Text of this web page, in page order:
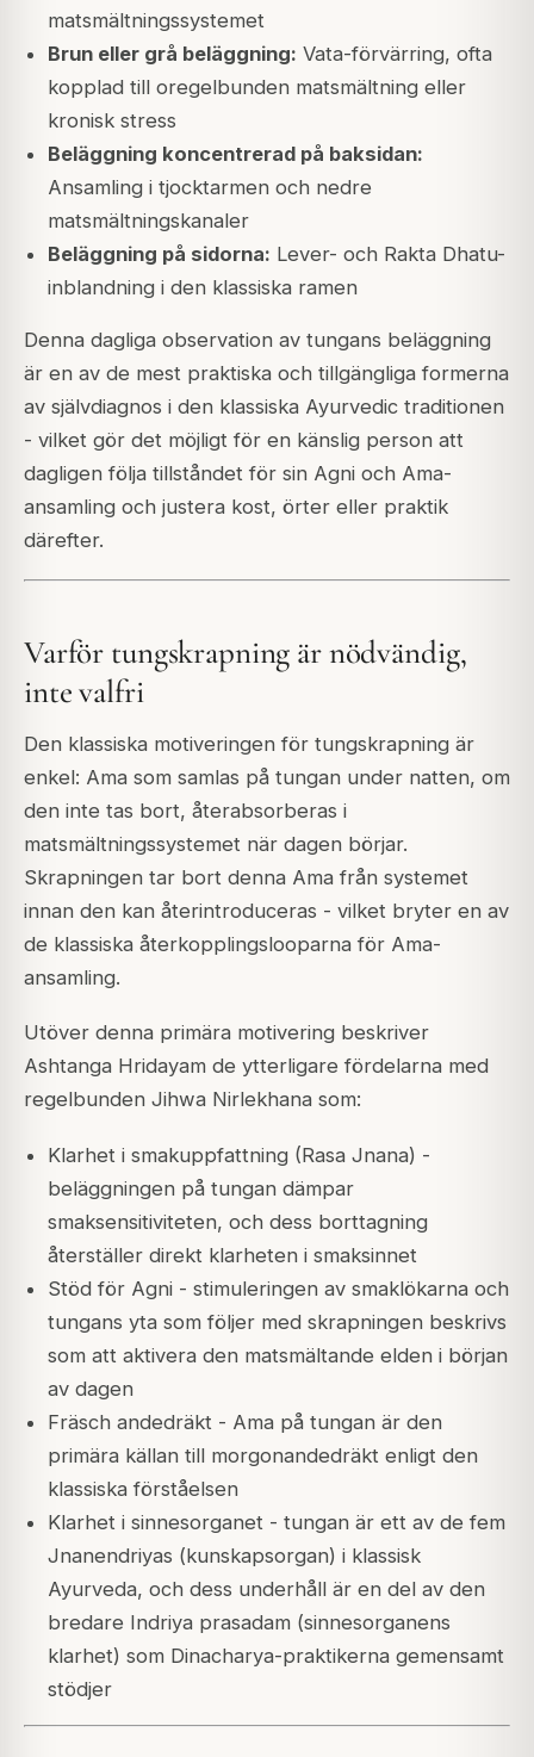
matsmältningssystemet
Brun eller grå beläggning: Vata-förvärring, ofta
kopplad till oregelbunden matsmältning eller
kronisk stress
Beläggning koncentrerad på baksidan:
Ansamling i tjocktarmen och nedre
matsmältningskanaler
Beläggning på sidorna: Lever- och Rakta Dhatu-
inblandning i den klassiska ramen
Denna dagliga observation av tungans beläggning
är en av de mest praktiska och tillgängliga formerna
av självdiagnos i den klassiska Ayurvedic traditionen
- vilket gör det möjligt för en känslig person att
dagligen följa tillståndet för sin Agni och Ama-
ansamling och justera kost, örter eller praktik
därefter.
Varför tungskrapning är nödvändig,
inte valfri
Den klassiska motiveringen för tungskrapning är
enkel: Ama som samlas på tungan under natten, om
den inte tas bort, återabsorberas i
matsmältningssystemet när dagen börjar.
Skrapningen tar bort denna Ama från systemet
innan den kan återintroduceras - vilket bryter en av
de klassiska återkopplingslooparna för Ama-
ansamling.
Utöver denna primära motivering beskriver
Ashtanga Hridayam de ytterligare fördelarna med
regelbunden Jihwa Nirlekhana som:
Klarhet i smakuppfattning (Rasa Jnana) -
beläggningen på tungan dämpar
smaksensitiviteten, och dess borttagning
återställer direkt klarheten i smaksinnet
Stöd för Agni - stimuleringen av smaklökarna och
tungans yta som följer med skrapningen beskrivs
som att aktivera den matsmältande elden i början
av dagen
Fräsch andedräkt - Ama på tungan är den
primära källan till morgonandedräkt enligt den
klassiska förståelsen
Klarhet i sinnesorganet - tungan är ett av de fem
Jnanendriyas (kunskapsorgan) i klassisk
Ayurveda, och dess underhåll är en del av den
bredare Indriya prasadam (sinnesorganens
klarhet) som Dinacharya-praktikerna gemensamt
stödjer